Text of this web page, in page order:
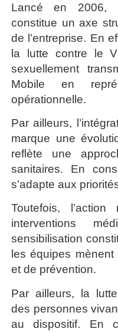
Lancé en 2006,
constitue un axe
de l’entreprise. En
la lutte contre le
sexuellement
Mobile en
opérationnelle.
Par ailleurs,
marque une
reflète une
sanitaires. En
s’adapte aux
Toutefois,
interventions
sensibilisation
les équipes mènent
et de prévention.
Par ailleurs, la
des personnes
au dispositif. En